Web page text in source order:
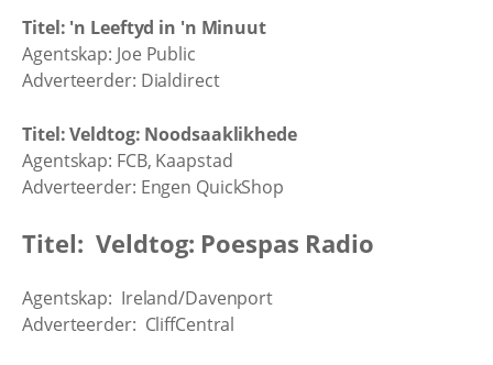
Titel: 'n Leeftyd in 'n Minuut
Agentskap: Joe Public
Adverteerder: Dialdirect
Titel: Veldtog: Noodsaaklikhede
Agentskap: FCB, Kaapstad
Adverteerder: Engen QuickShop
Titel: Veldtog: Poespas Radio
Agentskap: Ireland/Davenport
Adverteerder: CliffCentral